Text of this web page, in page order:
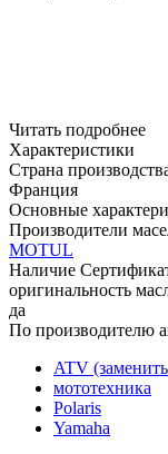
Читать подробнее
Характеристики
Страна
Франция
Основные
Производители
MOTUL
Наличие
оригинальность
да
По производителю
ATV
мототехника
Polaris
Yamaha